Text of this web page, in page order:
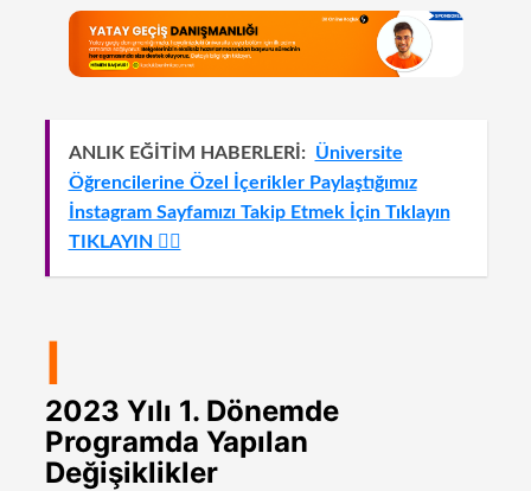
ANLIK EĞİTİM HABERLERİ: Üniversite
Öğrencilerine Özel İçerikler Paylaştığımız
İnstagram Sayfamızı Takip Etmek İçin Tıklayın
TIKLAYIN 👈🏻
I
2023 Yılı 1. Dönemde
Programda Yapılan
Değişiklikler